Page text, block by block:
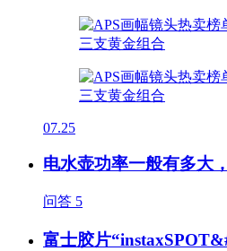
07.25
电水壶功率一般有多大
问答 5
富士胶片